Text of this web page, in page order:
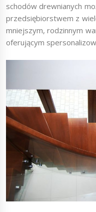
schodów drewnianych
przedsiębiorstwem z
mniejszym, rodzinnym
oferującym